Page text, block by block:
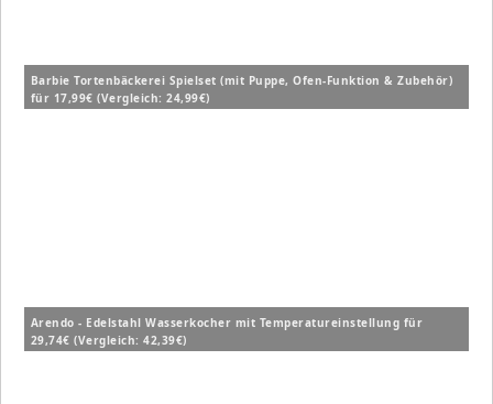
Barbie Tortenbäckerei Spielset (mit Puppe, Ofen-Funktion & Zubehör)
für 17,99€ (Vergleich: 24,99€)
Arendo - Edelstahl Wasserkocher mit Temperatureinstellung für
29,74€ (Vergleich: 42,39€)